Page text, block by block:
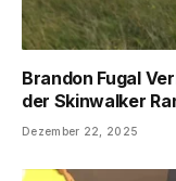
Brandon Fugal
der Skinwalker
Dezember 22, 2025